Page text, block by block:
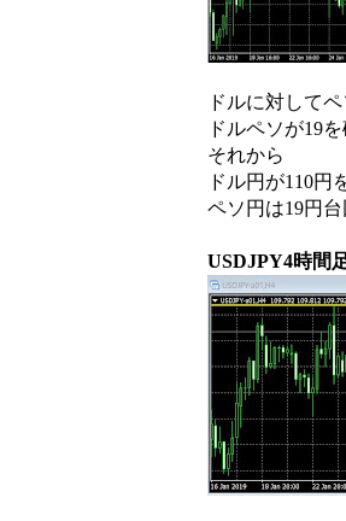
ドルに対して
ドルペソが19
それから
ドル円が110
ペソ円は19円台
USDJPY4時間